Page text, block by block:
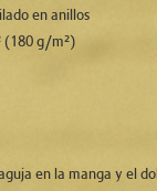
en anillos
(180 g/m²)
en la manga y el